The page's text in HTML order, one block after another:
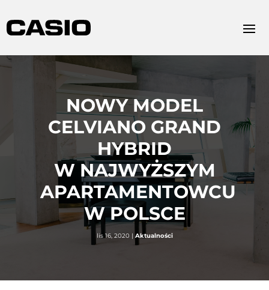
NOWY MODEL
CELVIANO GRAND
HYBRID
W NAJWYŻSZYM
APARTAMENTOWCU
W POLSCE
lis 16, 2020 | Aktualności